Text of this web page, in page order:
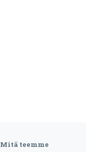
Mitä teemme